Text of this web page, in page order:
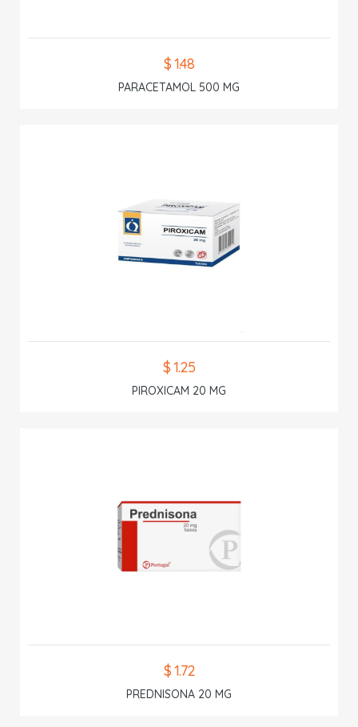
$ 1.48
PARACETAMOL 500 MG
$ 1.25
PIROXICAM 20 MG
$ 1.72
PREDNISONA 20 MG